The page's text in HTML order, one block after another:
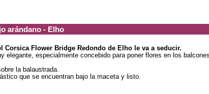
arándano - Elho
Flower Bridge Redondo de Elho le va a seducir.
elegante, especialmente concebido para poner flores en los
la balaustrada.
que se encuentran bajo la maceta y listo.